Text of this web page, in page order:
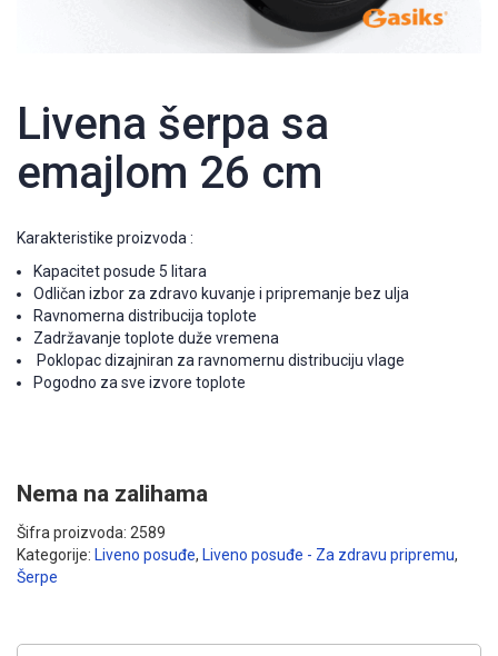
Livena šerpa sa
emajlom 26 cm
Karakteristike proizvoda :
Kapacitet posude 5 litara
Odličan izbor za zdravo kuvanje i pripremanje bez ulja
Ravnomerna distribucija toplote
Zadržavanje toplote duže vremena
Poklopac dizajniran za ravnomernu distribuciju vlage
Pogodno za sve izvore toplote
Nema na zalihama
Šifra proizvoda: 2589
Kategorije: Liveno posuđe, Liveno posuđe - Za zdravu pripremu,
Šerpe